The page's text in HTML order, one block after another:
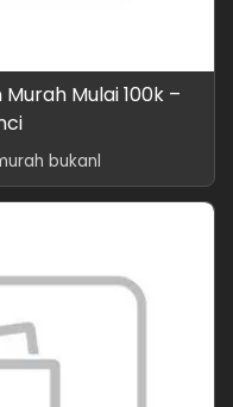
Mulai 100k –
bukanl